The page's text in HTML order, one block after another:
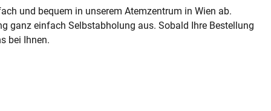
und bequem in unserem Atemzentrum in Wien ab.
ganz einfach Selbstabholung aus. Sobald Ihre Bestellung
bei Ihnen.